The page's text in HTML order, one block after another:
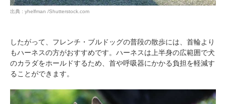
出典 : yhelfman /Shutterstock.com
したがって、フレンチ・ブルドッグの普段の散歩には、首輪より
もハーネスの方がおすすめです。ハーネスは上半身の広範囲で犬
のカラダをホールドするため、首や呼吸器にかかる負担を軽減す
ることができます。